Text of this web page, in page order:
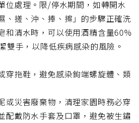
位處理。限/停水期間，如轉開水
、搓、沖、捧、擦」的步驟正確洗
和清水時，可以使用酒精含量60%
雙手，以降低疾病感染的風險。
穿拖鞋，避免感染鉤端螺旋體、類
或災害廢棄物，清理家園時務必穿
配戴防水手套及口罩，避免被生鏽